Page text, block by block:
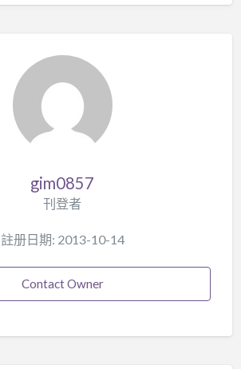
gim0857
刊登者
註册日期: 2013-10-14
Contact Owner